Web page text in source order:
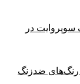
سوپروایت در